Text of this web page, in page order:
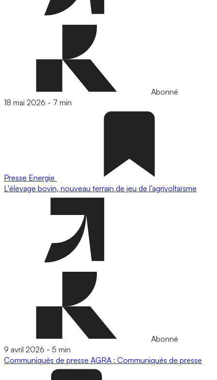
Abonné
18 mai 2026 - 7 min
Presse Energie
L'élevage bovin, nouveau terrain de jeu de l’agrivoltaïsme
Abonné
9 avril 2026 - 5 min
Communiqués de presse AGRA : Communiqués de presse